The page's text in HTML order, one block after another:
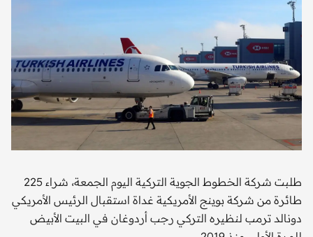
طلبت شركة الخطوط الجوية التركية اليوم الجمعة، شراء 225
طائرة من شركة بوينج الأمريكية غداة استقبال الرئيس الأمريكي
دونالد ترمب لنظيره التركي رجب أردوغان في البيت الأبيض